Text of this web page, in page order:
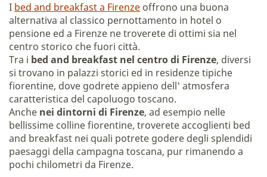
I bed and breakfast a Firenze offrono una buona
alternativa al classico pernottamento in hotel o
pensione ed a Firenze ne troverete di ottimi sia nel
centro storico che fuori città.
Tra i bed and breakfast nel centro di Firenze, diversi
si trovano in palazzi storici ed in residenze tipiche
fiorentine, dove godrete appieno dell' atmosfera
caratteristica del capoluogo toscano.
Anche nei dintorni di Firenze, ad esempio nelle
bellissime colline fiorentine, troverete accoglienti bed
and breakfast nei quali potrete godere degli splendidi
paesaggi della campagna toscana, pur rimanendo a
pochi chilometri da Firenze.